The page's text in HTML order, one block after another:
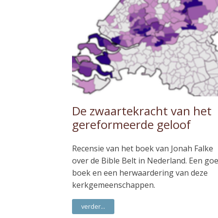
De zwaartekracht van het
gereformeerde geloof
Recensie van het boek van Jonah Falke
over de Bible Belt in Nederland. Een
boek en een herwaardering van deze
kerkgemeenschappen.
verder...